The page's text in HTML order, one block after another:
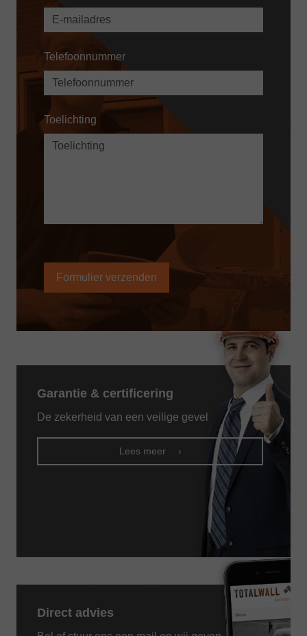
Telefoonnummer
Toelichting
Garantie & certificering
De zekerheid van een veilige gevel
Lees meer
Direct advies